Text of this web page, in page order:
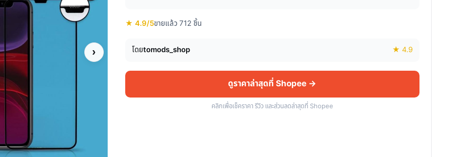
›
★ 4.9/5ขายแล้ว 712 ชิ้น
โดยtomods_shop ★ 4.9
ดูราคาล่าสุดที่ Shopee →
คลิกเพื่อเช็คราคา รีวิว และส่วนลดล่าสุดที่ Shopee